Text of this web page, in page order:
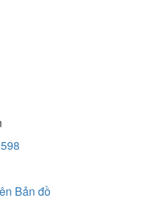
Bản đồ